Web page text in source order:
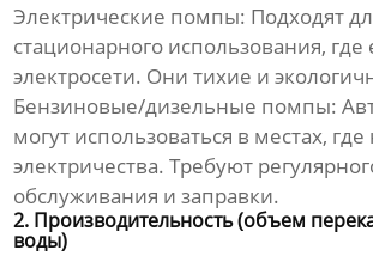
Электрические помпы: Подходят
стационарного использования, где
электросети. Они тихие и
Бензиновые/дизельные помпы:
могут использоваться в местах, где
электричества. Требуют
обслуживания и заправки.
2. Производительность (объем
воды)